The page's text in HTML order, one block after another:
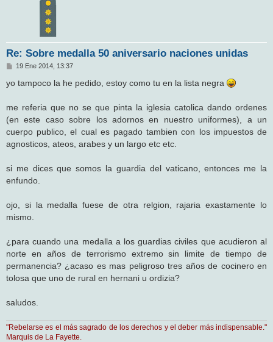
Re: Sobre medalla 50 aniversario naciones unidas
M
n
j
e
19 Ene 2014, 13:37
yo tampoco la he pedido, estoy como tu en la lista negra
me referia que no se que pinta la iglesia catolica dando ordenes
(en este caso sobre los adornos en nuestro uniformes), a un
cuerpo publico, el cual es pagado tambien con los impuestos de
agnosticos, ateos, arabes y un largo etc etc.
si me dices que somos la guardia del vaticano, entonces me la
enfundo.
ojo, si la medalla fuese de otra relgion, rajaria exastamente lo
mismo.
¿para cuando una medalla a los guardias civiles que acudieron al
norte en años de terrorismo extremo sin limite de tiempo de
permanencia? ¿acaso es mas peligroso tres años de cocinero en
tolosa que uno de rural en hernani u ordizia?
saludos.
"Rebelarse es el más sagrado de los derechos y el deber más indispensable."
Marquis de La Fayette.